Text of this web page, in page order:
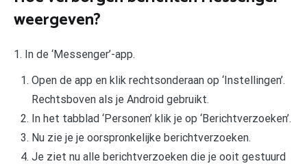
weergeven?
1. In de ‘Messenger’-app.
Open de app en klik rechtsonderaan op ‘Instellingen’.
Rechtsboven als je Android gebruikt.
In het tabblad ‘Personen’ klik je op ‘Berichtverzoeken’.
Nu zie je je oorspronkelijke berichtverzoeken.
Je ziet nu alle berichtverzoeken die je ooit gestuurd